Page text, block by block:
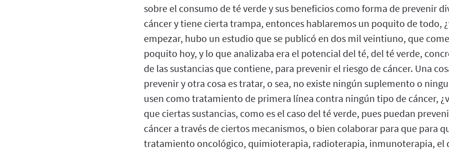
sobre el consumo de té verde y sus beneficios como forma de prevenir
cáncer y tiene cierta trampa, entonces hablaremos un poquito de todo,
empezar, hubo un estudio que se publicó en dos mil veintiuno, que
poquito hoy, y lo que analizaba era el potencial del té, del té verde,
de las sustancias que contiene, para prevenir el riesgo de cáncer. Una
prevenir y otra cosa es tratar, o sea, no existe ningún suplemento o
usen como tratamiento de primera línea contra ningún tipo de cáncer,
que ciertas sustancias, como es el caso del té verde, pues puedan
cáncer a través de ciertos mecanismos, o bien colaborar para que para
tratamiento oncológico, quimioterapia, radioterapia, inmunoterapia, el